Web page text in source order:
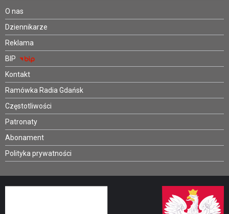
O nas
Dziennikarze
Reklama
BIP
Kontakt
Ramówka Radia Gdańsk
Częstotliwości
Patronaty
Abonament
Polityka prywatności